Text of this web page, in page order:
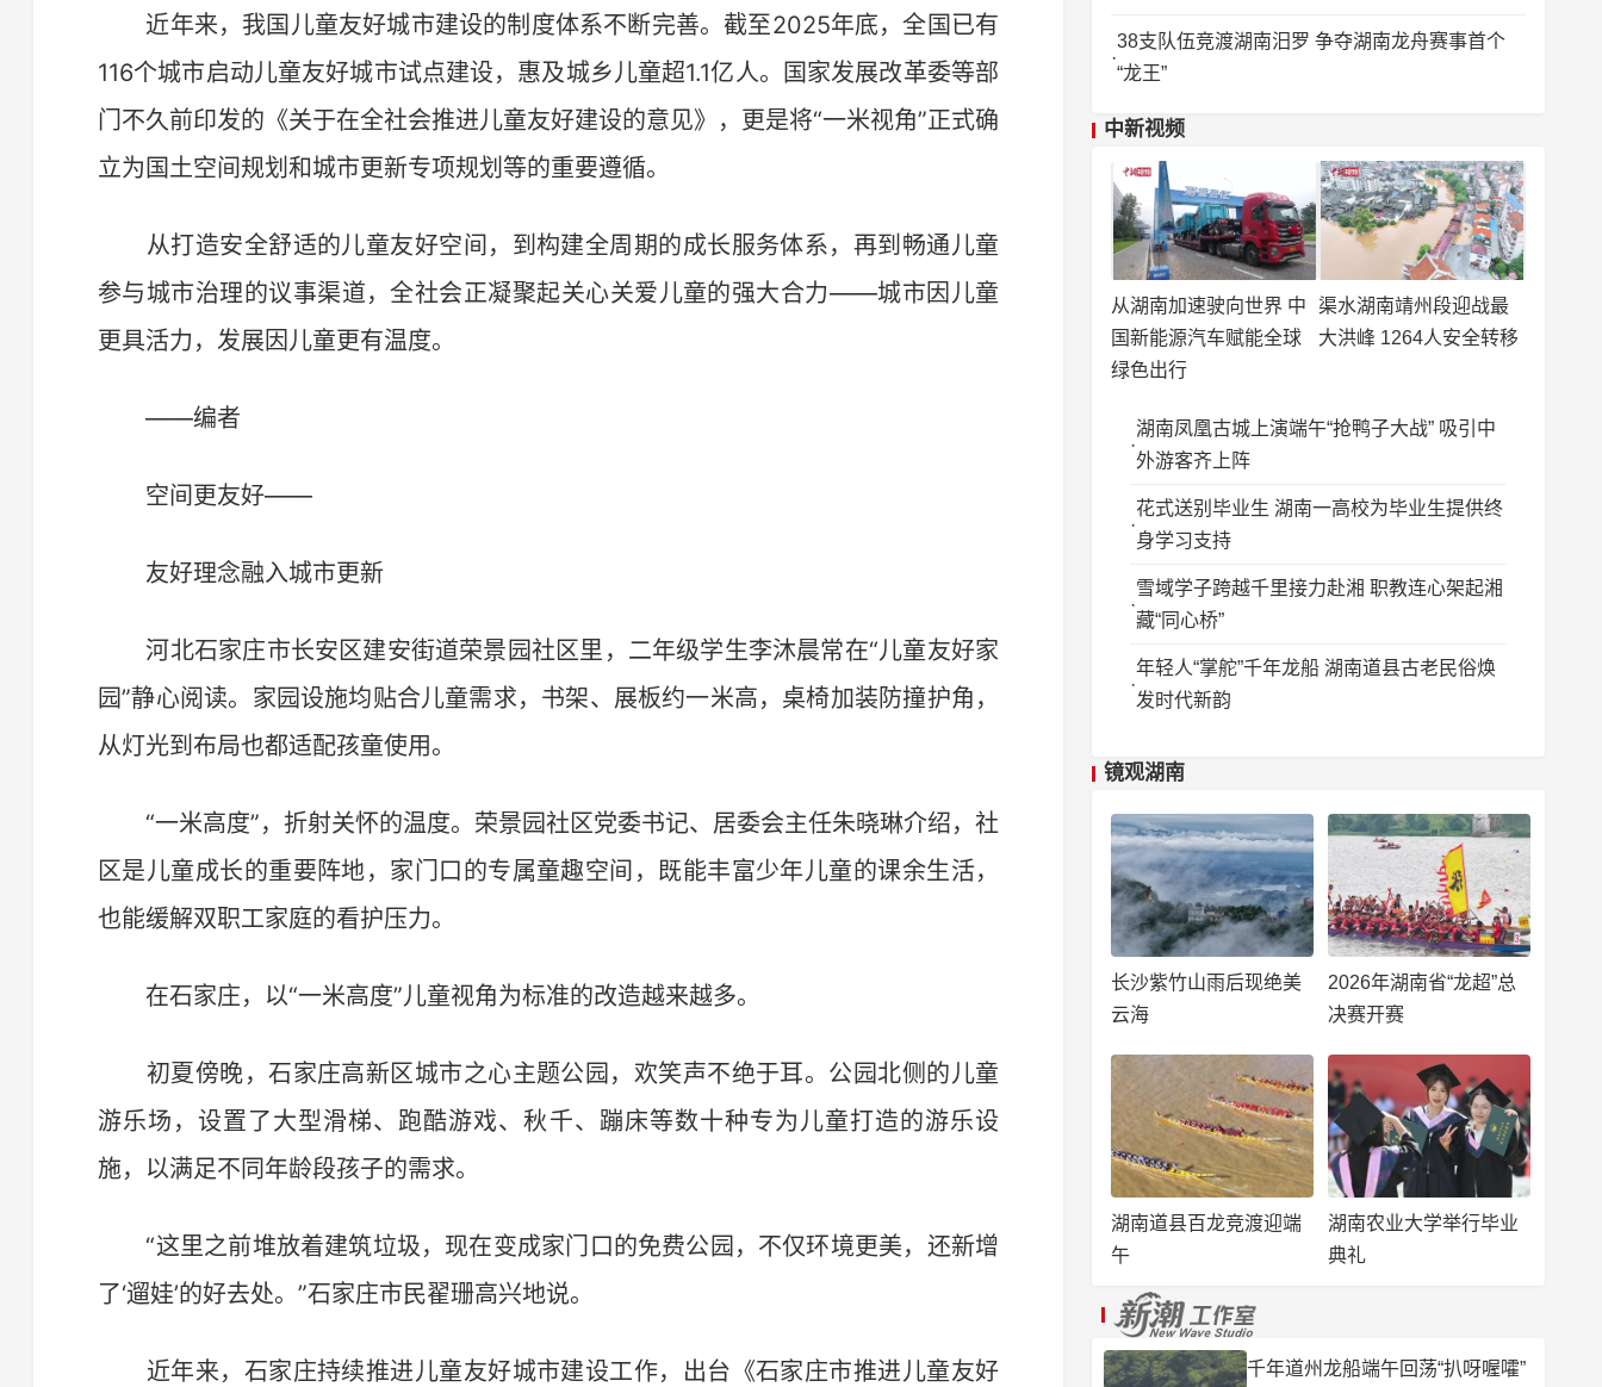
近年来，我国儿童友好城市建设的制度体系不断完善。截至2025年底，全国已有
116个城市启动儿童友好城市试点建设，惠及城乡儿童超1.1亿人。国家发展改革委等部
门不久前印发的《关于在全社会推进儿童友好建设的意见》，更是将“一米视角”正式确
立为国土空间规划和城市更新专项规划等的重要遵循。
从打造安全舒适的儿童友好空间，到构建全周期的成长服务体系，再到畅通儿童
参与城市治理的议事渠道，全社会正凝聚起关心关爱儿童的强大合力——城市因儿童
更具活力，发展因儿童更有温度。
——编者
空间更友好——
友好理念融入城市更新
河北石家庄市长安区建安街道荣景园社区里，二年级学生李沐晨常在“儿童友好家
园”静心阅读。家园设施均贴合儿童需求，书架、展板约一米高，桌椅加装防撞护角，
从灯光到布局也都适配孩童使用。
“一米高度”，折射关怀的温度。荣景园社区党委书记、居委会主任朱晓琳介绍，社
区是儿童成长的重要阵地，家门口的专属童趣空间，既能丰富少年儿童的课余生活，
也能缓解双职工家庭的看护压力。
在石家庄，以“一米高度”儿童视角为标准的改造越来越多。
初夏傍晚，石家庄高新区城市之心主题公园，欢笑声不绝于耳。公园北侧的儿童
游乐场，设置了大型滑梯、跑酷游戏、秋千、蹦床等数十种专为儿童打造的游乐设
施，以满足不同年龄段孩子的需求。
“这里之前堆放着建筑垃圾，现在变成家门口的免费公园，不仅环境更美，还新增
了‘遛娃’的好去处。”石家庄市民翟珊高兴地说。
近年来，石家庄持续推进儿童友好城市建设工作，出台《石家庄市推进儿童友好
38支队伍竞渡湖南汨罗 争夺湖南龙舟赛事首个
“龙王”
中新视频
从湖南加速驶向世界 中
国新能源汽车赋能全球
绿色出行
渠水湖南靖州段迎战最
大洪峰 1264人安全转移
湖南凤凰古城上演端午“抢鸭子大战” 吸引中
外游客齐上阵
花式送别毕业生 湖南一高校为毕业生提供终
身学习支持
雪域学子跨越千里接力赴湘 职教连心架起湘
藏“同心桥”
年轻人“掌舵”千年龙船 湖南道县古老民俗焕
发时代新韵
镜观湖南
长沙紫竹山雨后现绝美
云海
2026年湖南省“龙超”总
决赛开赛
湖南道县百龙竞渡迎端
午
湖南农业大学举行毕业
典礼
千年道州龙船端午回荡“扒呀喔嚯”